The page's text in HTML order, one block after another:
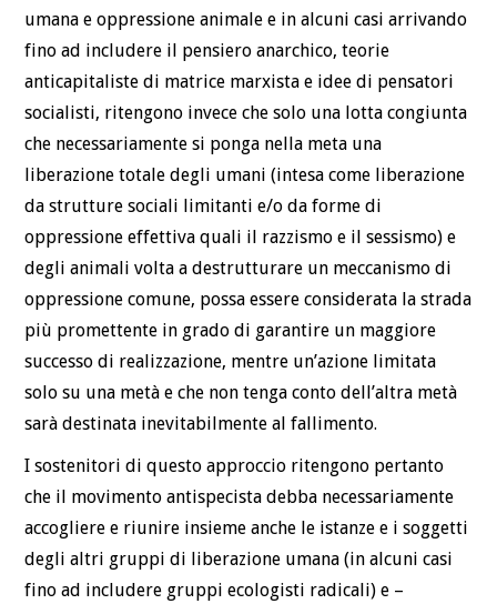
umana e oppressione animale e in alcuni casi arrivando
fino ad includere il pensiero anarchico, teorie
anticapitaliste di matrice marxista e idee di pensatori
socialisti, ritengono invece che solo una lotta congiunta
che necessariamente si ponga nella meta una
liberazione totale degli umani (intesa come liberazione
da strutture sociali limitanti e/o da forme di
oppressione effettiva quali il razzismo e il sessismo) e
degli animali volta a destrutturare un meccanismo di
oppressione comune, possa essere considerata la strada
più promettente in grado di garantire un maggiore
successo di realizzazione, mentre un’azione limitata
solo su una metà e che non tenga conto dell’altra metà
sarà destinata inevitabilmente al fallimento.
I sostenitori di questo approccio ritengono pertanto
che il movimento antispecista debba necessariamente
accogliere e riunire insieme anche le istanze e i soggetti
degli altri gruppi di liberazione umana (in alcuni casi
fino ad includere gruppi ecologisti radicali) e –